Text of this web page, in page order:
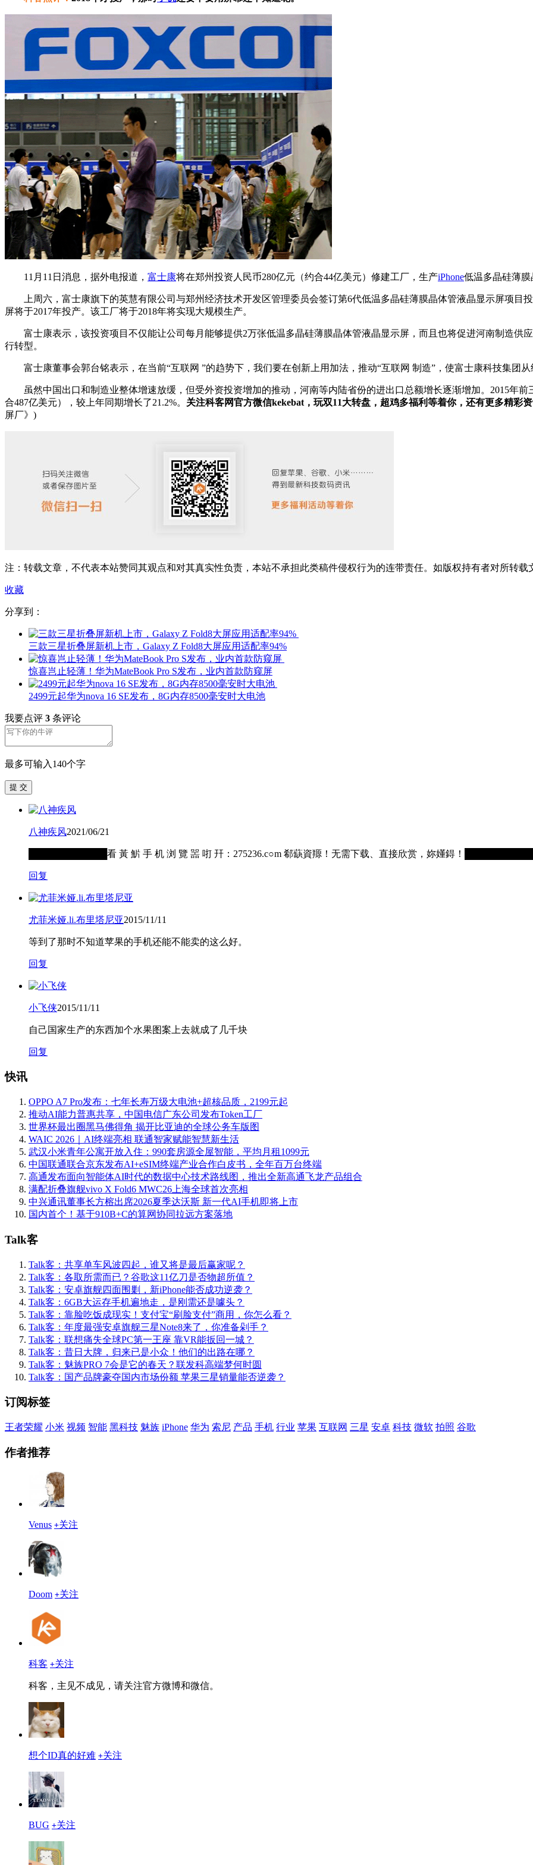
11月11日消息，据外电报道， 富士康将在郑州投资人民币280亿元（约合44亿美元）修建工厂，生产iPhone低温多晶硅薄膜
上周六，富士康旗下的英慧有限公司与郑州经济技术开发区管理委员会签订第6代低温多晶硅薄膜晶体管液晶显示屏项目
屏将于2017年投产。该工厂将于2018年将实现大规模生产。
富士康表示，该投资项目不仅能让公司每月能够提供2万张低温多晶硅薄膜晶体管液晶显示屏，而且也将促进河南制造供
行转型。
富士康董事会郭台铭表示，在当前“互联网 ”的趋势下，我们要在创新上用加法，推动“互联网 制造”，使富士康科技集团从
虽然中国出口和制造业整体增速放缓，但受外资投资增加的推动，河南等内陆省份的进出口总额增长逐渐增加。2015年前
合487亿美元），较上年同期增长了21.2%。 关注科客网官方微信kekebat，玩双11大转盘，超鸡多福利等着你，还有更多精彩资
屏厂》)
注：转载文章，不代表本站赞同其观点和对其真实性负责，本站不承担此类稿件侵权行为的连带责任。如版权持有者对所转载
收藏
分享到：
三款三星折叠屏新机上市，Galaxy Z Fold8大屏应用适配率94%
惊喜岂止轻薄！华为MateBook Pro S发布，业内首款防窥屏
2499元起华为nova 16 SE发布，8G内存8500毫安时大电池
我要点评 3 条评论
最多可输入140个字
提 交
八神疾风2021/06/21
████████████看 黃 魸 手 机 浏 覽 噐 咑 幵：275236.c○m 郗蒛資羱！无需下载、直接欣赏，妳嬞鍀！
回复
尤菲米娅.li.布里塔尼亚2015/11/11
等到了那时不知道苹果的手机还能不能卖的这么好。
回复
小飞侠2015/11/11
自己国家生产的东西加个水果图案上去就成了几千块
回复
快讯
OPPO A7 Pro发布：七年长寿万级大电池+超核品质，2199元起
推动AI能力普惠共享，中国电信广东公司发布Token工厂
世界杯最出圈黑马佛得角 揭开比亚迪的全球公务车版图
WAIC 2026｜AI终端亮相 联通智家赋能智慧新生活
武汉小米青年公寓开放入住：990套房源全屋智能，平均月租1099元
中国联通联合京东发布AI+eSIM终端产业合作白皮书，全年百万台终端
高通发布面向智能体AI时代的数据中心技术路线图，推出全新高通飞龙产品组合
满配折叠旗舰vivo X Fold6 MWC26上海全球首次亮相
中兴通讯董事长方榕出席2026夏季达沃斯 新一代AI手机即将上市
国内首个！基于910B+C的算网协同拉远方案落地
Talk客
Talk客：共享单车风波四起，谁又将是最后赢家呢？
Talk客：各取所需而已？谷歌这11亿刀是否物超所值？
Talk客：安卓旗舰四面围剿，新iPhone能否成功逆袭？
Talk客：6GB大运存手机遍地走，是刚需还是噱头？
Talk客：靠脸吃饭成现实！支付宝“刷脸支付”商用，你怎么看？
Talk客：年度最强安卓旗舰三星Note8来了，你准备剁手？
Talk客：联想痛失全球PC第一王座 靠VR能扳回一城？
Talk客：昔日大牌，归来已是小众！他们的出路在哪？
Talk客：魅族PRO 7会是它的春天？联发科高端梦何时圆
Talk客：国产品牌豪夺国内市场份额 苹果三星销量能否逆袭？
订阅标签
王者荣耀 小米 视频 智能 黑科技 魅族 iPhone 华为 索尼 产品 手机 行业 苹果 互联网 三星 安卓 科技 微软 拍照 谷歌
作者推荐
Venus +关注
Doom +关注
科客 +关注
科客，主见不成见，请关注官方微博和微信。
想个ID真的好难 +关注
BUG +关注